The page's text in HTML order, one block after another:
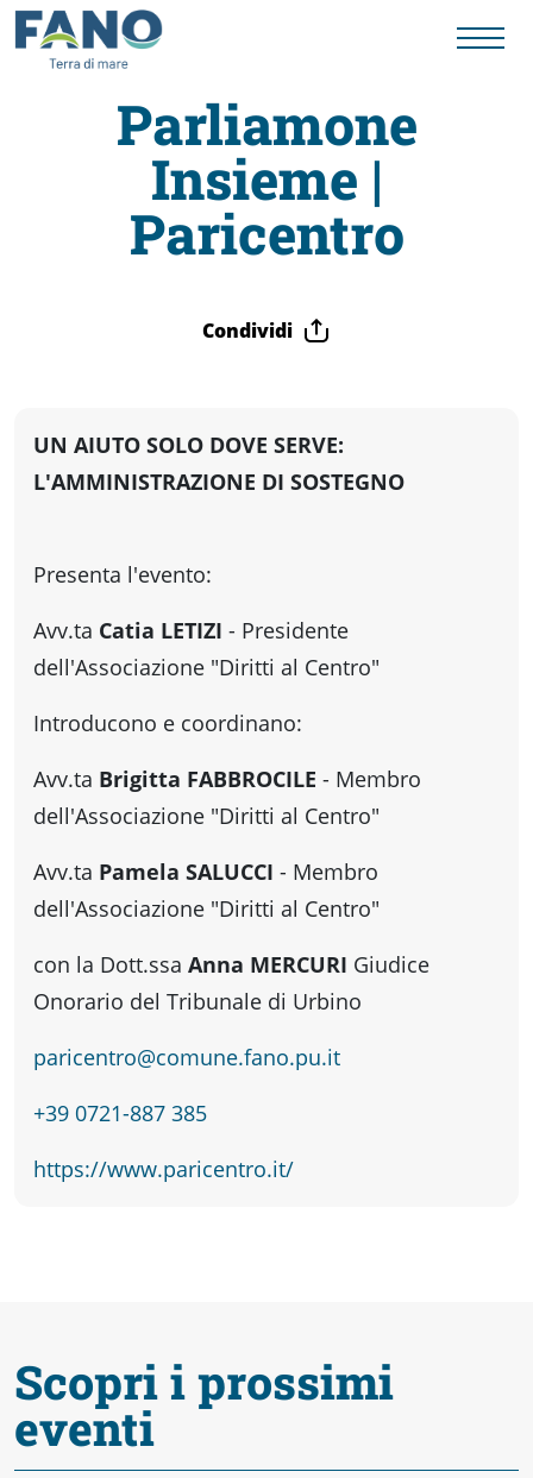
Fano
Visit
da
Percorsi
storici
Enogastronomia
Informazioni
Guide
Fano
Parliamone
Insieme |
Paricentro
Condividi
UN AIUTO SOLO DOVE SERVE:
L'AMMINISTRAZIONE DI SOSTEGNO
Presenta l'evento:
Avv.ta Catia LETIZI - Presidente
dell'Associazione "Diritti al Centro"
Introducono e coordinano:
Avv.ta Brigitta FABBROCILE - Membro
dell'Associazione "Diritti al Centro"
Avv.ta Pamela SALUCCI - Membro
dell'Associazione "Diritti al Centro"
con la Dott.ssa Anna MERCURI Giudice
Onorario del Tribunale di Urbino
paricentro@comune.fano.pu.it
+39 0721-887 385
https://www.paricentro.it/
Scopri i prossimi
eventi